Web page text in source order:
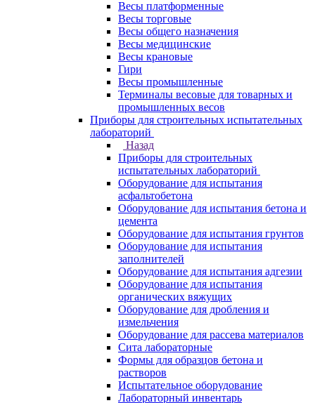
Весы платформенные
Весы торговые
Весы общего назначения
Весы медицинские
Весы крановые
Гири
Весы промышленные
Терминалы весовые для товарных и
промышленных весов
Приборы для строительных испытательных
лабораторий
Назад
Приборы для строительных
испытательных лабораторий
Оборудование для испытания
асфальтобетона
Оборудование для испытания бетона и
цемента
Оборудование для испытания грунтов
Оборудование для испытания
заполнителей
Оборудование для испытания адгезии
Оборудование для испытания
органических вяжущих
Оборудование для дробления и
измельчения
Оборудование для рассева материалов
Сита лабораторные
Формы для образцов бетона и
растворов
Испытательное оборудование
Лабораторный инвентарь